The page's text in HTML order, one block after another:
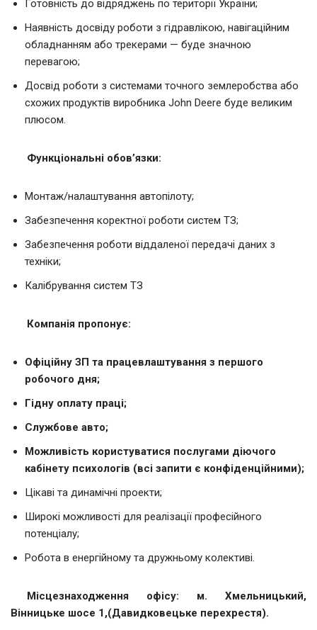
Готовність до відряджень по території України;
Наявність досвіду роботи з гідравлікою, навігаційним
обладнанням або трекерами — буде значною
перевагою;
Досвід роботи з системами точного землеробства або
схожих продуктів виробника John Deere буде великим
плюсом.
Функціональні обов’язки:
Монтаж/налаштування автопілоту;
Забезпечення коректної роботи систем ТЗ;
Забезпечення роботи віддаленої передачі даних з
техніки;
Калібрування систем ТЗ
Компанія пропонує:
Офіційну ЗП та працевлаштування з першого
робочого дня;
Гідну оплату праці;
Службове авто;
Можливість користуватися послугами діючого
кабінету психологів (всі запити є конфіденційними);
Цікаві та динамічні проекти;
Широкі можливості для реалізації професійного
потенціалу;
Робота в енергійному та дружньому колективі.
Місцезнаходження офісу: м. Хмельницький,
Вінницьке шосе 1,(Давидковецьке перехрестя).